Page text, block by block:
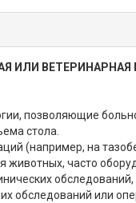
ИЛИ ВЕТЕРИНАРНАЯ
позволяющие
стола.
(например, на
часто
обследований или